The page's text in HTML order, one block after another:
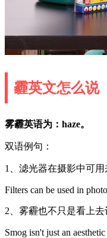
霾英文怎么说
雾霾英语为：haze。
双语例句：
1、滤光器在摄影中可用
Filters can be used in
2、雾霾也不只是看上去
Smog isn't just an aesthetic